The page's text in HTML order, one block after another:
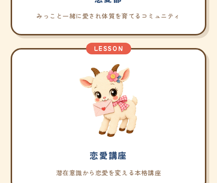
みっこと一緒に愛され体質を育てるコミュニティ
LESSON
恋愛講座
潜在意識から恋愛を変える本格講座